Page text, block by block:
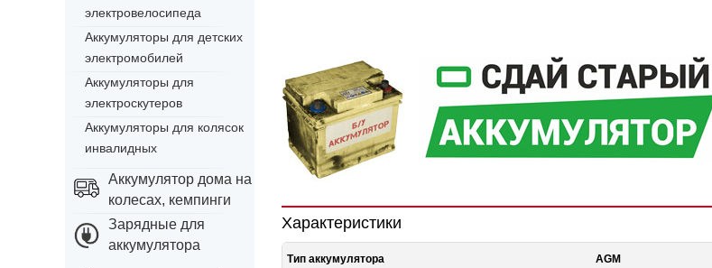
Характеристики
Тип аккумулятора AGM
электровелосипеда
Аккумуляторы для детских
электромобилей
Аккумуляторы для
электроскутеров
Аккумуляторы для колясок
инвалидных
Аккумулятор дома на
колесах, кемпинги
Зарядные для
аккумулятора